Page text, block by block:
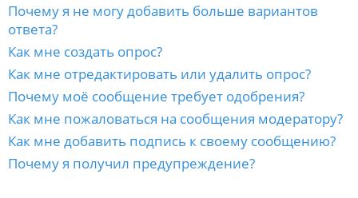
Почему я не могу добавить больше вариантов
ответа?
Как мне создать опрос?
Как мне отредактировать или удалить опрос?
Почему моё сообщение требует одобрения?
Как мне пожаловаться на сообщения модератору?
Как мне добавить подпись к своему сообщению?
Почему я получил предупреждение?